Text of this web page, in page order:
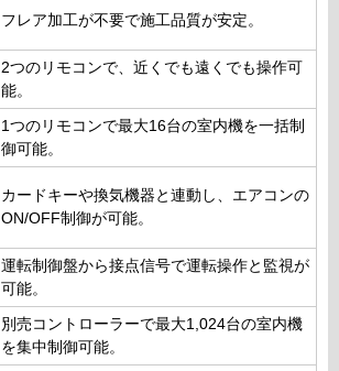
フレア加工が不要で施工品質が安定。
2つのリモコンで、近くでも遠くでも操作可
能。
1つのリモコンで最大16台の室内機を一括制
御可能。
カードキーや換気機器と連動し、エアコンの
ON/OFF制御が可能。
運転制御盤から接点信号で運転操作と監視が
可能。
別売コントローラーで最大1,024台の室内機
を集中制御可能。